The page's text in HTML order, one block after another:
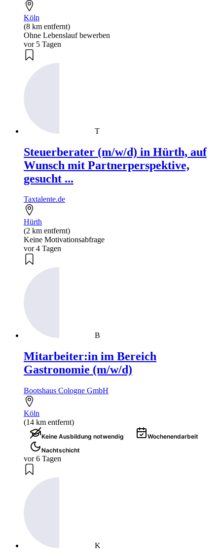
Köln
(8 km entfernt)
Ohne Lebenslauf bewerben
vor 5 Tagen
T
Steuerberater (m/w/d) in Hürth, auf
Wunsch mit Partnerperspektive,
gesucht ...
Taxtalente.de
Hürth
(2 km entfernt)
Keine Motivationsabfrage
vor 4 Tagen
B
Mitarbeiter:in im Bereich
Gastronomie (m/w/d)
Bootshaus Cologne GmbH
Köln
(14 km entfernt)
Keine Ausbildung notwendig
Wochenendarbeit
Nachtschicht
vor 6 Tagen
K